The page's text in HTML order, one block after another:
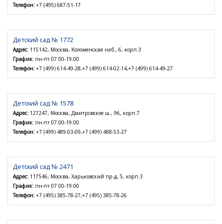
Телефон: +7 (495) 687-51-17
Детский сад № 1772
Адрес: 115142, Москва, Коломенская наб., 6, корп.3
График: пн-пт 07:00-19:00
Телефон: +7 (499) 614-49-28,+7 (499) 614-02-14,+7 (499) 614-49-27
Детский сад № 1578
Адрес: 127247, Москва, Дмитровское ш., 96, корп.7
График: пн-пт 07:00-19:00
Телефон: +7 (499) 489-03-09,+7 (499) 488-53-27
Детский сад № 2471
Адрес: 117546, Москва, Харьковский пр-д, 5, корп.3
График: пн-пт 07:00-19:00
Телефон: +7 (495) 385-78-27,+7 (495) 385-78-26